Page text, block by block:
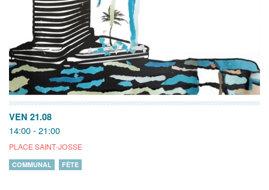
VEN 21.08
14:00 - 21:00
PLACE SAINT-JOSSE
COMMUNAL FÊTE